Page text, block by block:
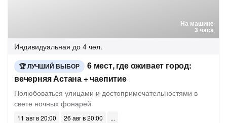
На машине
3 часа
Индивидуальная до 4 чел.
ЛУЧШИЙ ВЫБОР
6 мест, где оживает город:
вечерняя Астана + чаепитие
Полюбоваться улицами и достопримечательностями в
свете ночных фонарей
11 авг в 20:00
26 авг в 20:00